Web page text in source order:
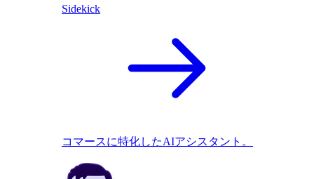
Sidekick
コマースに特化したAIアシスタント。